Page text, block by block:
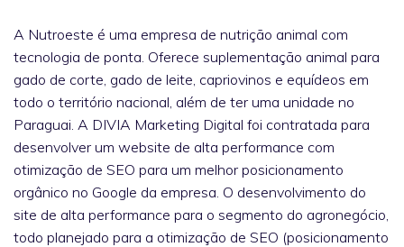
A Nutroeste é uma empresa de nutrição animal com
tecnologia de ponta. Oferece suplementação animal para
gado de corte, gado de leite, capriovinos e equídeos em
todo o território nacional, além de ter uma unidade no
Paraguai. A DIVIA Marketing Digital foi contratada para
desenvolver um website de alta performance com
otimização de SEO para um melhor posicionamento
orgânico no Google da empresa. O desenvolvimento do
site de alta performance para o segmento do agronegócio,
todo planejado para a otimização de SEO (posicionamento